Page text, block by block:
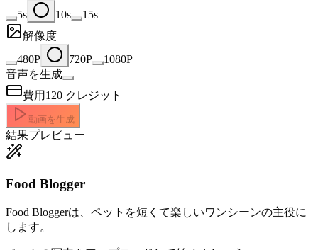
5s
10s
15s
解像度
480P
720P
1080P
音声を生成
費用 120 クレジット
動画を生成
結果プレビュー
Food Blogger
Food Bloggerは、ペットを短くて楽しいワンシーンの主役に
します。